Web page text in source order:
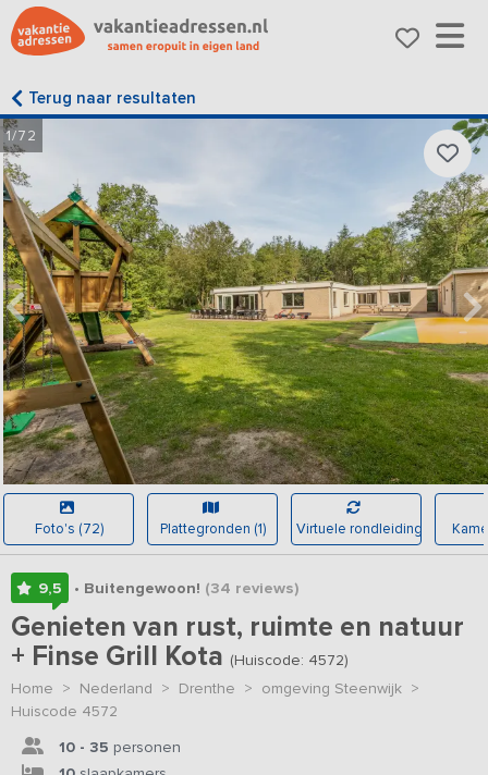
Terug naar resultaten
1/72
Foto's (72) Plattegronden (1) Virtuele rondleiding
9,5 • Buitengewoon! (34 reviews)
Genieten van rust, ruimte en natuur
+ Finse Grill Kota (Huiscode: 4572)
Home > Nederland > Drenthe > omgeving Steenwijk >
Huiscode 4572
10 - 35 personen